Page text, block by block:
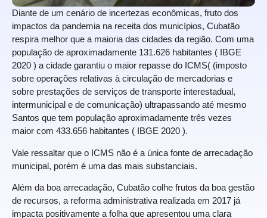
Diante de um cenário de incertezas econômicas, fruto dos
impactos da pandemia na receita dos municípios, Cubatão
respira melhor que a maioria das cidades da região. Com uma
população de aproximadamente 131.626 habitantes ( IBGE
2020 ) a cidade garantiu o maior repasse do ICMS( (imposto
sobre operações relativas à circulação de mercadorias e
sobre prestações de serviços de transporte interestadual,
intermunicipal e de comunicação) ultrapassando até mesmo
Santos que tem população aproximadamente três vezes
maior com 433.656 habitantes ( IBGE 2020 ).
Vale ressaltar que o ICMS não é a única fonte de arrecadação
municipal, porém é uma das mais substanciais.
Além da boa arrecadação, Cubatão colhe frutos da boa gestão
de recursos, a reforma administrativa realizada em 2017 já
impacta positivamente a folha que apresentou uma clara